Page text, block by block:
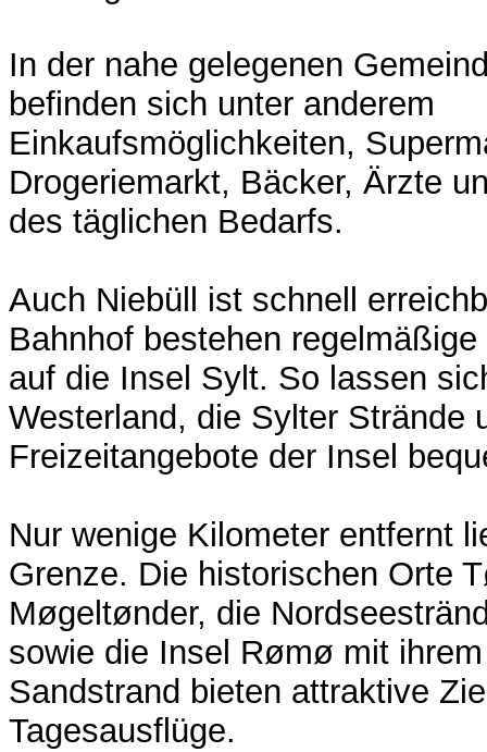
In der nahe gelegenen
befinden sich unter anderem
Einkaufsmöglichkeiten,
Drogeriemarkt, Bäcker, Ärzte
des täglichen Bedarfs.
Auch Niebüll ist schnell
Bahnhof bestehen
auf die Insel Sylt. So lassen
Westerland, die Sylter Strände
Freizeitangebote der Insel
Nur wenige Kilometer entfernt
Grenze. Die historischen Orte
Møgeltønder, die
sowie die Insel Rømø mit
Sandstrand bieten attraktive
Tagesausflüge.